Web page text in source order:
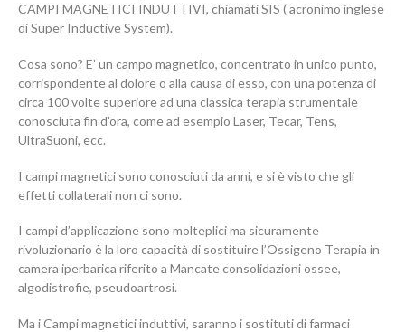
CAMPI MAGNETICI INDUTTIVI, chiamati SIS ( acronimo inglese
di Super Inductive System).
Cosa sono? E’ un campo magnetico, concentrato in unico punto,
corrispondente al dolore o alla causa di esso, con una potenza di
circa 100 volte superiore ad una classica terapia strumentale
conosciuta fin d’ora, come ad esempio Laser, Tecar, Tens,
UltraSuoni, ecc.
I campi magnetici sono conosciuti da anni, e si è visto che gli
effetti collaterali non ci sono.
I campi d’applicazione sono molteplici ma sicuramente
rivoluzionario è la loro capacità di sostituire l’Ossigeno Terapia in
camera iperbarica riferito a Mancate consolidazioni ossee,
algodistrofie, pseudoartrosi.
Ma i Campi magnetici induttivi, saranno i sostituti di farmaci